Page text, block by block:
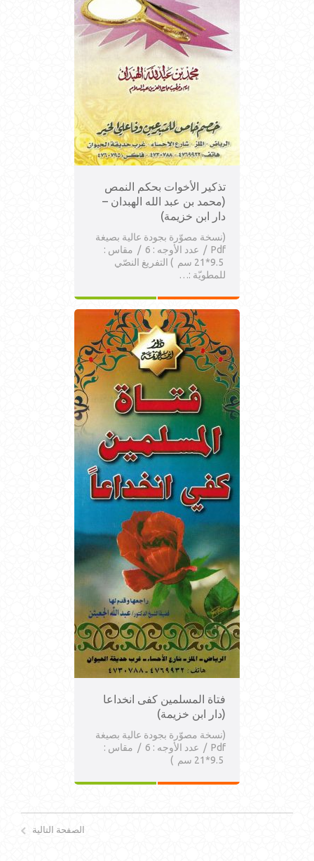
تذكير الأخوات بحكم النمص
(محمد بن عبد الله الهبدان –
دار ابن خزيمة)
(نسخة مصوّرة بجودة عالية بصيغة
Pdf / عدد الأوجه : 6 / مقاس :
9.5*21 سم ) التفريغ النصّي
للمطويّة :…
فتاة المسلمين كفى انخداعا
(دار ابن خزيمة)
(نسخة مصوّرة بجودة عالية بصيغة
Pdf / عدد الأوجه : 6 / مقاس :
الصفحة التالية